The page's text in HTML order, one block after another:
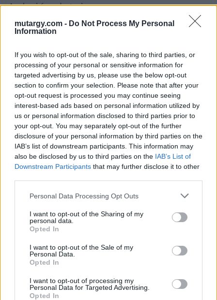
mutargy.com - Do Not Process My Personal
Information
If you wish to opt-out of the sale, sharing to third parties, or
processing of your personal or sensitive information for
targeted advertising by us, please use the below opt-out
section to confirm your selection. Please note that after your
opt-out request is processed you may continue seeing
interest-based ads based on personal information utilized by
us or personal information disclosed to third parties prior to
your opt-out. You may separately opt-out of the further
disclosure of your personal information by third parties on the
IAB’s list of downstream participants. This information may
also be disclosed by us to third parties on the IAB’s List of
Downstream Participants that may further disclose it to other
Personal Data Processing Opt Outs
I want to opt-out of the Sharing of my
personal data.
Opted In
I want to opt-out of the Sale of my
Personal Data.
Opted In
I want to opt-out of processing my
Personal Data for Targeted Advertising.
Opted In
Aukció adatai
Aukció neve:225. Régi mesterek, 19-20.századi festmények
Aukció ideje: 17:00
Aukció helye: Budapest, Balaton utca 8.
Tételszám: 102
Eladó adatai
Eladó:Nagyházi Galéria és
Aukciósház
Cím: Müller Márta
Nagyházi Galéria és Aukciósház
Telefon: +361 475 6000 +361
Bemutatkozás: Magas színvonalú festmények és műtárgyak,
bútorok, szőnyegek, üveg, porcelán és ezüst tárgyak, ékszerek,
néprajzi tárgyak értékesítése és aukcionálása. Hagyatékok és
gyűjtemények árverezése. Ingyenes értékbecslés. Árveréseinkre
a tárgyfelvétel folyamatos.